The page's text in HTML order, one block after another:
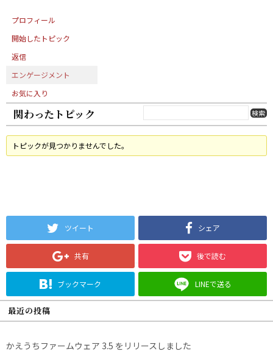
プロフィール
開始したトピック
返信
エンゲージメント
お気に入り
関わったトピック
トピックが見つかりませんでした。
ツイート シェア
共有 後で読む
ブックマーク LINEで送る
最近の投稿
かえうちファームウェア 3.5 をリリースしました